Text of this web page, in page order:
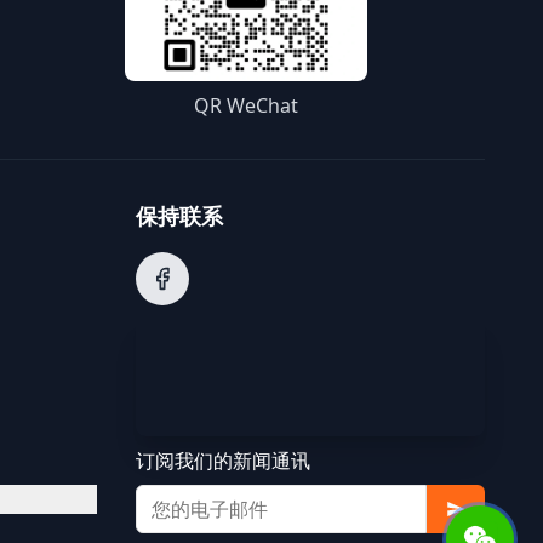
QR WeChat
保持联系
订阅我们的新闻通讯